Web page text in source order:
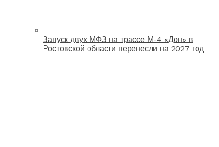
Запуск двух МФЗ на трассе М-4 «Дон» в
Ростовской области перенесли на 2027 год